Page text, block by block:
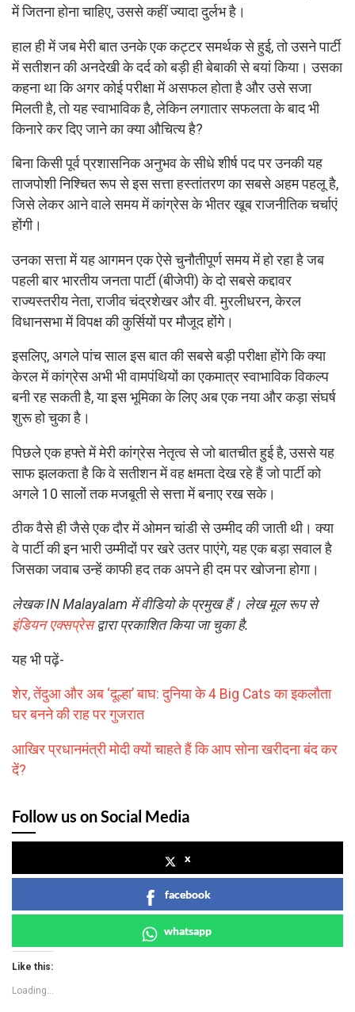
में जितना होना चाहिए, उससे कहीं ज्यादा दुर्लभ है।
हाल ही में जब मेरी बात उनके एक कट्टर समर्थक से हुई, तो उसने पार्टी
में सतीशन की अनदेखी के दर्द को बड़ी ही बेबाकी से बयां किया। उसका
कहना था कि अगर कोई परीक्षा में असफल होता है और उसे सजा
मिलती है, तो यह स्वाभाविक है, लेकिन लगातार सफलता के बाद भी
किनारे कर दिए जाने का क्या औचित्य है?
बिना किसी पूर्व प्रशासनिक अनुभव के सीधे शीर्ष पद पर उनकी यह
ताजपोशी निश्चित रूप से इस सत्ता हस्तांतरण का सबसे अहम पहलू है,
जिसे लेकर आने वाले समय में कांग्रेस के भीतर खूब राजनीतिक चर्चाएं
होंगी।
उनका सत्ता में यह आगमन एक ऐसे चुनौतीपूर्ण समय में हो रहा है जब
पहली बार भारतीय जनता पार्टी (बीजेपी) के दो सबसे कद्दावर
राज्यस्तरीय नेता, राजीव चंद्रशेखर और वी. मुरलीधरन, केरल
विधानसभा में विपक्ष की कुर्सियों पर मौजूद होंगे।
इसलिए, अगले पांच साल इस बात की सबसे बड़ी परीक्षा होंगे कि क्या
केरल में कांग्रेस अभी भी वामपंथियों का एकमात्र स्वाभाविक विकल्प
बनी रह सकती है, या इस भूमिका के लिए अब एक नया और कड़ा संघर्ष
शुरू हो चुका है।
पिछले एक हफ्ते में मेरी कांग्रेस नेतृत्व से जो बातचीत हुई है, उससे यह
साफ झलकता है कि वे सतीशन में वह क्षमता देख रहे हैं जो पार्टी को
अगले 10 सालों तक मजबूती से सत्ता में बनाए रख सके।
ठीक वैसे ही जैसे एक दौर में ओमन चांडी से उम्मीद की जाती थी। क्या
वे पार्टी की इन भारी उम्मीदों पर खरे उतर पाएंगे, यह एक बड़ा सवाल है
जिसका जवाब उन्हें काफी हद तक अपने ही दम पर खोजना होगा।
लेखक IN Malayalam में वीडियो के प्रमुख हैं। लेख मूल रूप से
इंडियन एक्सप्रेसद्वारा प्रकाशित किया जा चुका है.
यह भी पढ़ें-
शेर, तेंदुआ और अब ‘दूल्हा’ बाघ: दुनिया के 4 Big Cats का इकलौता
घर बनने की राह पर गुजरात
आखिर प्रधानमंत्री मोदी क्यों चाहते हैं कि आप सोना खरीदना बंद कर
दें?
Follow us on Social Media
x
facebook
whatsapp
Like this:
Loading...